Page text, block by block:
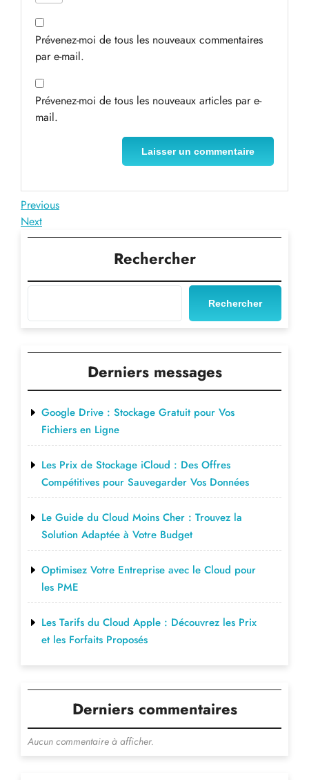
Prévenez-moi de tous les nouveaux commentaires
par e-mail.
Prévenez-moi de tous les nouveaux articles par e-
mail.
Navigation
de
Previous
Post
Previous
Next
Post
Next
Rechercher
Rechercher
Derniers messages
Google Drive : Stockage Gratuit pour Vos
Fichiers en Ligne
Les Prix de Stockage iCloud : Des Offres
Compétitives pour Sauvegarder Vos Données
Le Guide du Cloud Moins Cher : Trouvez la
Solution Adaptée à Votre Budget
Optimisez Votre Entreprise avec le Cloud pour
les PME
Les Tarifs du Cloud Apple : Découvrez les Prix
et les Forfaits Proposés
Derniers commentaires
Aucun commentaire à afficher.